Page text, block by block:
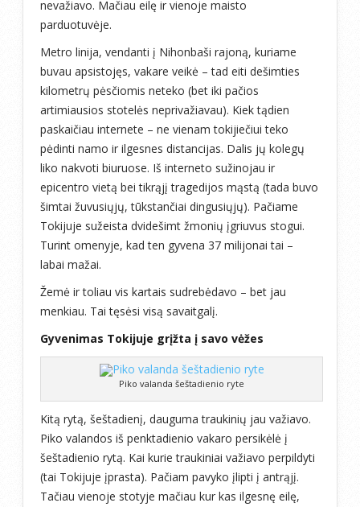
nevažiavo. Mačiau eilę ir vienoje maisto
parduotuvėje.
Metro linija, vendanti į Nihonbaši rajoną, kuriame
buvau apsistojęs, vakare veikė – tad eiti dešimties
kilometrų pėsčiomis neteko (bet iki pačios
artimiausios stotelės neprivažiavau). Kiek tądien
paskaičiau internete – ne vienam tokijiečiui teko
pėdinti namo ir ilgesnes distancijas. Dalis jų kolegų
liko nakvoti biuruose. Iš interneto sužinojau ir
epicentro vietą bei tikrąjį tragedijos mąstą (tada buvo
šimtai žuvusiųjų, tūkstančiai dingusiųjų). Pačiame
Tokijuje sužeista dvidešimt žmonių įgriuvus stogui.
Turint omenyje, kad ten gyvena 37 milijonai tai –
labai mažai.
Žemė ir toliau vis kartais sudrebėdavo – bet jau
menkiau. Tai tęsėsi visą savaitgalį.
Gyvenimas Tokijuje grįžta į savo vėžes
Piko valanda šeštadienio ryte
Kitą rytą, šeštadienį, dauguma traukinių jau važiavo.
Piko valandos iš penktadienio vakaro persikėlė į
šeštadienio rytą. Kai kurie traukiniai važiavo perpildyti
(tai Tokijuje įprasta). Pačiam pavyko įlipti į antrąjį.
Tačiau vienoje stotyje mačiau kur kas ilgesnę eilę,